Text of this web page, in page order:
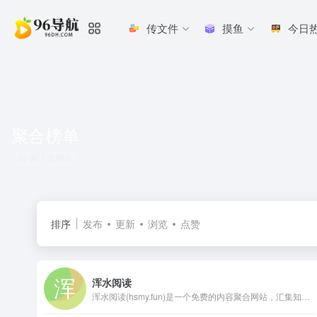
传文件 摸鱼 今日
排序 发布 更新 浏览 点赞
浑水阅读